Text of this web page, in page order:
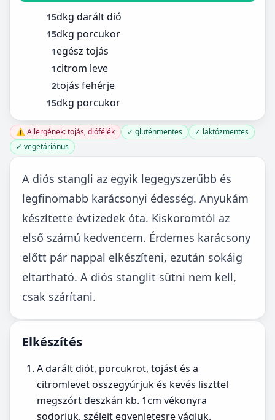
15dkg darált dió
15dkg porcukor
1egész tojás
1citrom leve
2tojás fehérje
15dkg porcukor
⚠️ Allergének: tojás, diófélék ✓ gluténmentes
✓ laktózmentes
✓ vegetáriánus
A diós stangli az egyik legegyszerűbb és
legfinomabb karácsonyi édesség. Anyukám
készítette évtizedek óta. Kiskoromtól az
első számú kedvencem. Érdemes karácsony
előtt pár nappal elkészíteni, ezután sokáig
eltartható. A diós stanglit sütni nem kell,
csak szárítani.
Elkészítés
A darált diót, porcukrot, tojást és a
citromlevet összegyúrjuk és kevés liszttel
megszórt deszkán kb. 1cm vékonyra
sodorjuk, széleit egyenletesre vágjuk.